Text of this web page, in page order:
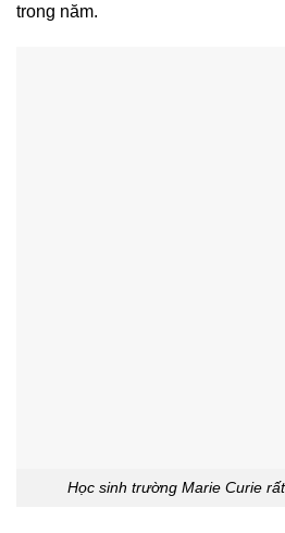
trong năm.
Học sinh trường Marie Curie